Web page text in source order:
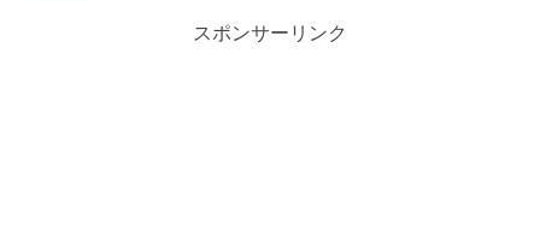
スポンサーリンク